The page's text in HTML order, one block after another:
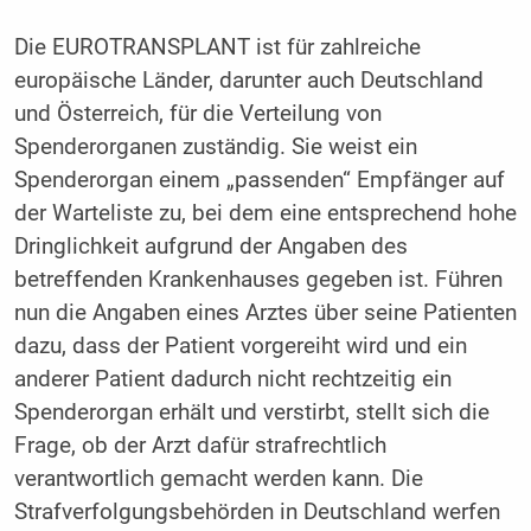
Die EUROTRANSPLANT ist für zahlreiche
europäische Länder, darunter auch Deutschland
und Österreich, für die Verteilung von
Spenderorganen zuständig. Sie weist ein
Spenderorgan einem „passenden“ Empfänger auf
der Warteliste zu, bei dem eine entsprechend hohe
Dringlichkeit aufgrund der Angaben des
betreffenden Krankenhauses gegeben ist. Führen
nun die Angaben eines Arztes über seine Patienten
dazu, dass der Patient vorgereiht wird und ein
anderer Patient dadurch nicht rechtzeitig ein
Spenderorgan erhält und verstirbt, stellt sich die
Frage, ob der Arzt dafür strafrechtlich
verantwortlich gemacht werden kann. Die
Strafverfolgungsbehörden in Deutschland werfen